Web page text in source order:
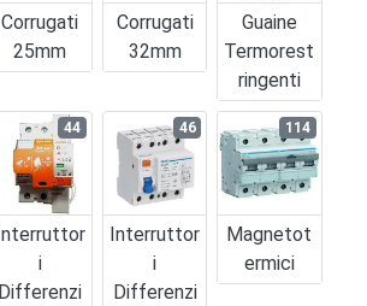
Corrugati
25mm
Corrugati
32mm
Guaine
Termorest
Ringenti
Interruttor
I
Differenzi
44
Interruttor
I
Differenzi
46
Magnetot
Ermici
114